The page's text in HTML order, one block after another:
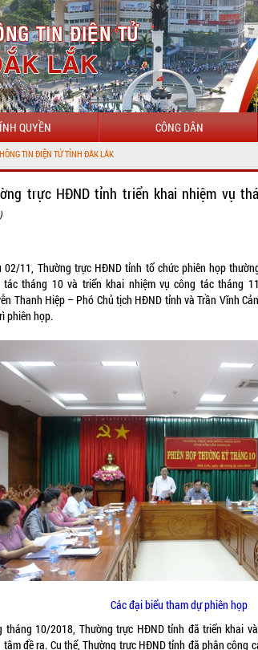
QUYỀN CÔNG DÂN
trực HĐND tỉnh triển khai nhiệm vụ
02/11, Thường trực HĐND tỉnh tổ chức phiên họp
tác tháng 10 và triển khai nhiệm vụ công tác tháng
Thanh Hiệp – Phó Chủ tịch HĐND tỉnh và Trần Vĩnh
phiên họp.
Các đại biểu tham dự phiên họp
tháng 10/2018, Thường trực HĐND tỉnh đã triển khai
tâm đề ra. Cụ thể, Thường trực HĐND tỉnh đã phân công